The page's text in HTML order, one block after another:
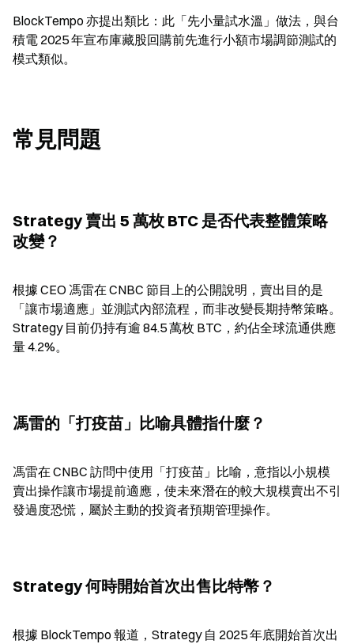
BlockTempo 亦提出類比：此「先小量試水溫」做法，與台
積電 2025 年宣布庫藏股回購前先進行小額市場調節測試的
模式類似。
常見問題
Strategy 賣出 5 萬枚 BTC 是否代表整體策略
改變？
根據 CEO 馮雷在 CNBC 節目上的公開說明，賣出目的是
「讓市場適應」並測試內部流程，而非改變長期持幣策略。
Strategy 目前仍持有逾 84.5 萬枚 BTC，約佔全球流通供應
量 4.2%。
馮雷的「打疫苗」比喻具體指什麼？
馮雷在 CNBC 訪問中使用「打疫苗」比喻，意指以小規模
賣出操作讓市場提前適應，使未來潛在的較大規模賣出不引
發過度恐慌，屬於主動的投資者預期管理操作。
Strategy 何時開始首次出售比特幣？
根據 BlockTempo 報道，Strategy 自 2025 年底開始首次出